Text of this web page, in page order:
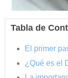
Tabla de
El primer
¿Qué es el